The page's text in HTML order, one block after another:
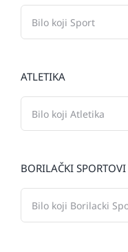
ATLETIKA
BORILAČKI SPORTOVI